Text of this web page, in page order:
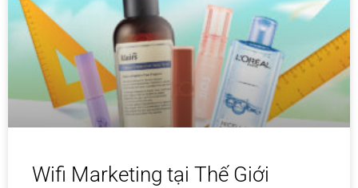
Wifi Marketing tại Thế Giới